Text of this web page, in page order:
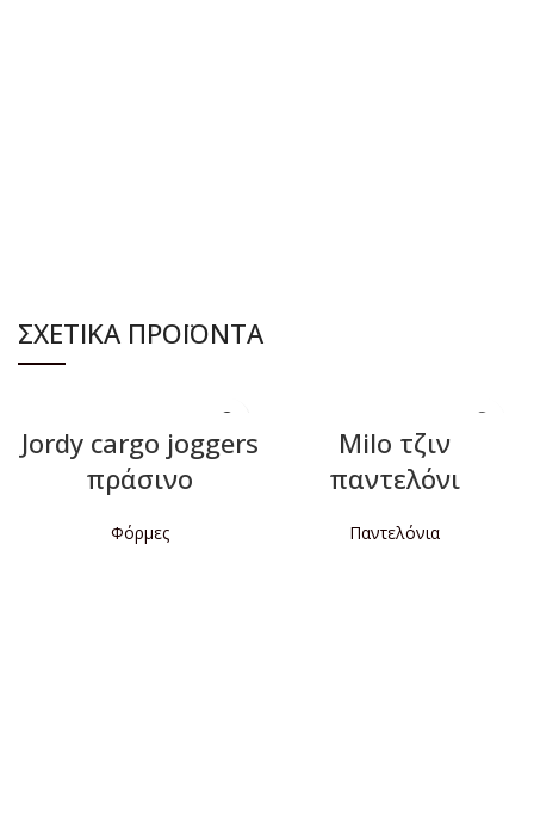
ΣΧΕΤΙΚΆ ΠΡΟΪΌΝΤΑ
Jordy cargo joggers
πράσινο
Φόρμες
Milo τζιν
παντελόνι
Παντελόνια